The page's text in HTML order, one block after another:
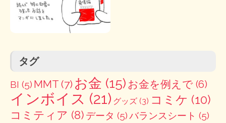
タグ
BI (5) MMT (7) お金 (15) お金を例えで (6)
インボイス (21) グッズ (3) コミケ (10)
コミティア (8) データ (5)バランスシート (5)